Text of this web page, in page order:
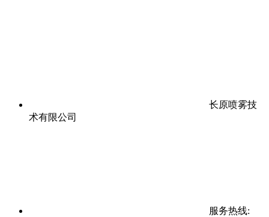
长原喷雾技
术有限公司
服务热线: